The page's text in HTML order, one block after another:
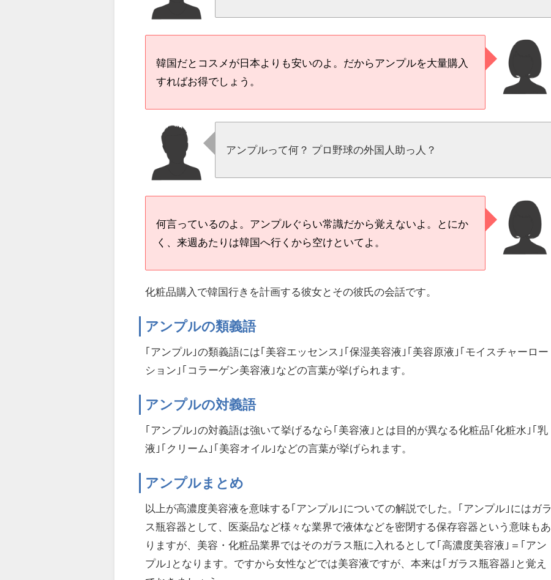
韓国だとコスメが日本よりも安いのよ。だからアンプルを大量購入
すればお得でしょう。
アンプルって何？ プロ野球の外国人助っ人？
何言っているのよ。アンプルぐらい常識だから覚えないよ。とにか
く、来週あたりは韓国へ行くから空けといてよ。
化粧品購入で韓国行きを計画する彼女とその彼氏の会話です。
アンプルの類義語
｢アンプル｣の類義語には｢美容エッセンス｣｢保湿美容液｣｢美容原液｣｢モイスチャーロー
ション｣｢コラーゲン美容液｣などの言葉が挙げられます。
アンプルの対義語
｢アンプル｣の対義語は強いて挙げるなら｢美容液｣とは目的が異なる化粧品｢化粧水｣｢乳
液｣｢クリーム｣｢美容オイル｣などの言葉が挙げられます。
アンプルまとめ
以上が高濃度美容液を意味する｢アンプル｣についての解説でした。｢アンプル｣にはガラ
ス瓶容器として、医薬品など様々な業界で液体などを密閉する保存容器という意味もあ
りますが、美容・化粧品業界ではそのガラス瓶に入れるとして｢高濃度美容液｣＝｢アン
プル｣となります。ですから女性などでは美容液ですが、本来は｢ガラス瓶容器｣と覚え